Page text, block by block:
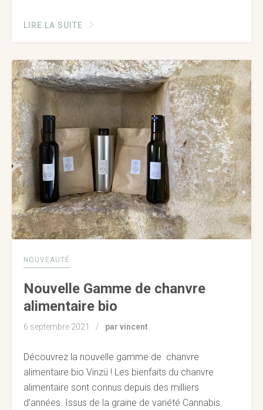
LIRE LA SUITE
NOUVEAUTÉ
Nouvelle Gamme de chanvre
alimentaire bio
6 septembre 2021 par vincent
Découvrez la nouvelle gamme de chanvre
alimentaire bio Vinzü ! Les bienfaits du chanvre
alimentaire sont connus depuis des milliers
d’années. Issus de la graine de variété Cannabis